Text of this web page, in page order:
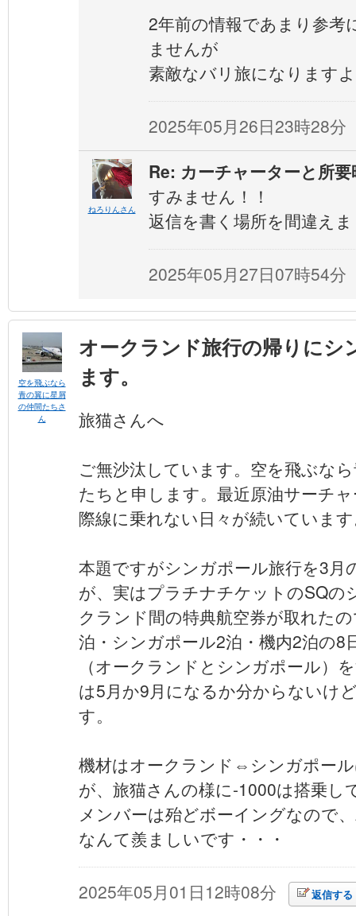
2年前の情報であまり参考
ませんが
素敵なバリ旅になります
2025年05月26日23時28分
ねろりんさん
Re: カーチャーターと所
すみません！！
返信を書く場所を間違え
2025年05月27日07時54分
空を飛ぶなら
青の翼に星屑
の仲間たちさ
ん
オークランド旅行の帰りにシ
ます。
旅猫さんへ
ご無沙汰しています。空を飛ぶな
たちと申します。最近原油サーチ
際線に乗れない日々が続いていま
本題ですがシンガポール旅行を3月
が、実はプラチナチケットのSQ
クランド間の特典航空券が取れた
泊・シンガポール2泊・機内2泊の8
（オークランドとシンガポール）
は5月か9月になるか分からないけ
す。
機材はオークランド⇔シンガポー
が、旅猫さんの様に-1000は搭乗し
メンバーは殆どボーイングなので
なんて羨ましいです・・・
2025年05月01日12時08分 返信する